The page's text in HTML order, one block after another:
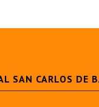
SAN CARLOS DE